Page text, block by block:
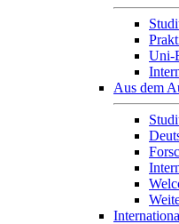
Uni-
Aus dem